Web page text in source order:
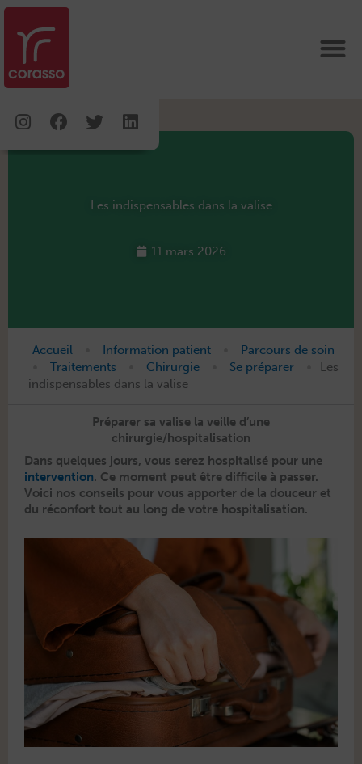
Aller
contenu
InstagramFacebook
TwitterLinkedin
Les indispensables dans la valise
11 mars 2026
Accueil Information patient Parcours de soin
Traitements Chirurgie Se préparer
Les
indispensables dans la valise
Préparer sa valise la veille d’une
chirurgie/hospitalisation
Dans quelques jours, vous serez hos­pi­tal­isé pour une
inter­ven­tion. Ce moment peut être dif­fi­cile à pass­er.
Voici nos con­seils pour vous apporter de la douceur et
du récon­fort tout au long de votre hospitalisation.